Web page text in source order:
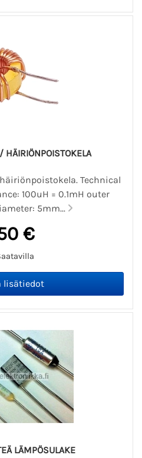
Technical
100uH = 0.1mH outer
5mm...
€
LÄMPÖSULAKE